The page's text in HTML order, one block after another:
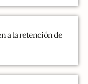
a la retención de